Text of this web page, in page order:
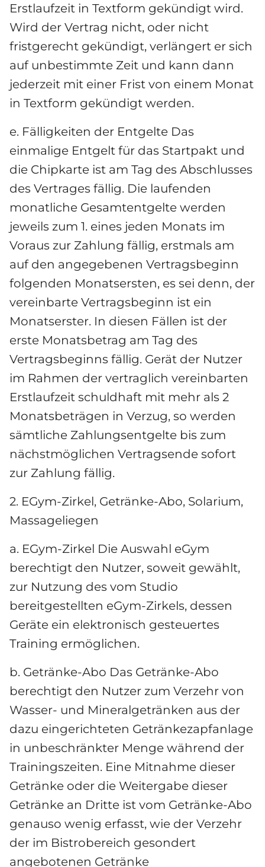
Erstlaufzeit in Textform gekündigt wird.
Wird der Vertrag nicht, oder nicht
fristgerecht gekündigt, verlängert er sich
auf unbestimmte Zeit und kann dann
jederzeit mit einer Frist von einem Monat
in Textform gekündigt werden.
e. Fälligkeiten der Entgelte Das
einmalige Entgelt für das Startpakt und
die Chipkarte ist am Tag des Abschlusses
des Vertrages fällig. Die laufenden
monatliche Gesamtentgelte werden
jeweils zum 1. eines jeden Monats im
Voraus zur Zahlung fällig, erstmals am
auf den angegebenen Vertragsbeginn
folgenden Monatsersten, es sei denn, der
vereinbarte Vertragsbeginn ist ein
Monatserster. In diesen Fällen ist der
erste Monatsbetrag am Tag des
Vertragsbeginns fällig. Gerät der Nutzer
im Rahmen der vertraglich vereinbarten
Erstlaufzeit schuldhaft mit mehr als 2
Monatsbeträgen in Verzug, so werden
sämtliche Zahlungsentgelte bis zum
nächstmöglichen Vertragsende sofort
zur Zahlung fällig.
2. EGym-Zirkel, Getränke-Abo, Solarium,
Massageliegen
a. EGym-Zirkel Die Auswahl eGym
berechtigt den Nutzer, soweit gewählt,
zur Nutzung des vom Studio
bereitgestellten eGym-Zirkels, dessen
Geräte ein elektronisch gesteuertes
Training ermöglichen.
b. Getränke-Abo Das Getränke-Abo
berechtigt den Nutzer zum Verzehr von
Wasser- und Mineralgetränken aus der
dazu eingerichteten Getränkezapfanlage
in unbeschränkter Menge während der
Trainingszeiten. Eine Mitnahme dieser
Getränke oder die Weitergabe dieser
Getränke an Dritte ist vom Getränke-Abo
genauso wenig erfasst, wie der Verzehr
der im Bistrobereich gesondert
angebotenen Getränke